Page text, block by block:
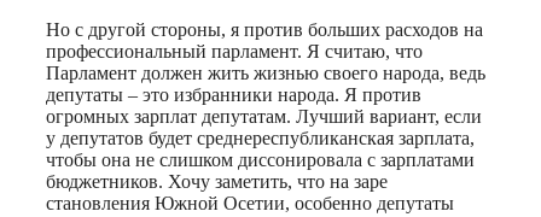
Но с другой стороны, я против больших расходов на
профессиональный парламент. Я считаю, что
Парламент должен жить жизнью своего народа, ведь
депутаты – это избранники народа. Я против
огромных зарплат депутатам. Лучший вариант, если
у депутатов будет среднереспубликанская зарплата,
чтобы она не слишком диссонировала с зарплатами
бюджетников. Хочу заметить, что на заре
становления Южной Осетии, особенно депутаты